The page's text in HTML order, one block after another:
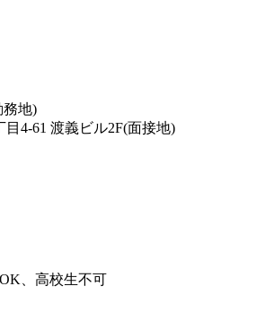
務地)
4-61 渡義ビル2F(面接地)
、高校生不可